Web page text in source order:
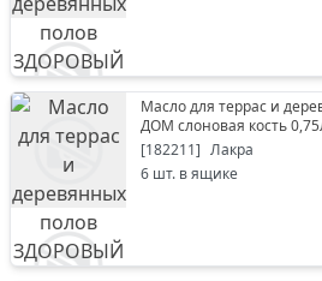
Масло для террас и
ДОМ слоновая кость
[182211] Лакра
6 шт. в ящике